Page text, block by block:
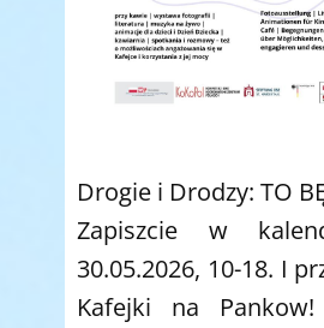
Drogie i Drodzy: TO
Zapiszcie w
30.05.2026, 10-18. I
Kafejki na